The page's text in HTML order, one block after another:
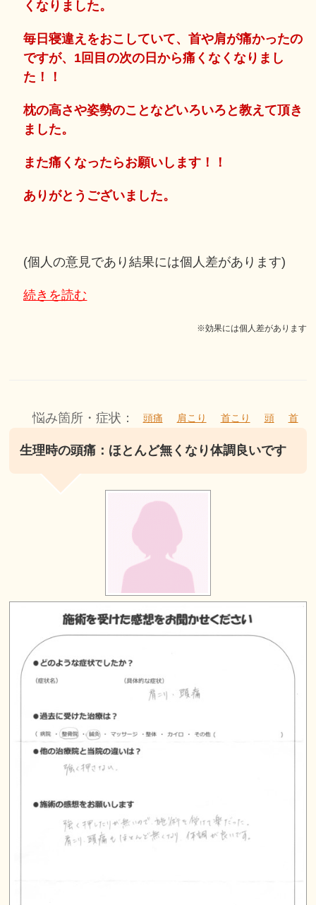
くなりました。
毎日寝違えをおこしていて、首や肩が痛かったの
ですが、1回目の次の日から痛くなくなりまし
た！！
枕の高さや姿勢のことなどいろいろと教えて頂き
ました。
また痛くなったらお願いします！！
ありがとうございました。
(個人の意見であり結果には個人差があります)
続きを読む
※効果には個人差があります
悩み箇所・症状： 頭痛 肩こり 首こり 頭 首
生理時の頭痛：ほとんど無くなり体調良いです